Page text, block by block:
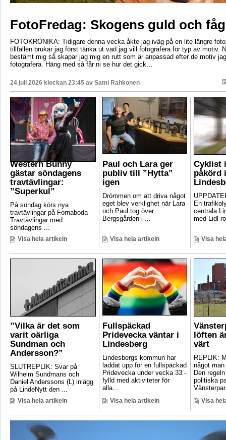
FotoFredag: Skogens guld och
FOTOKRÖNIKA: Tidigare denna vecka åkte jag iväg på en lite längre
tillfällen brukar jag först tänka ut vad jag vill fotografera för typ av motiv.
bestämt mig så skapar jag mig en rutt som är anpassad efter de motiv
fotografera. Häng med så får ni se hur det gick…
24 juli 2026 klockan 23:45 av Sami Rahkonen
Western Bunny
gästar söndagens
travtävlingar:
”Superkul”
På söndag körs nya
travtävlingar på Fornaboda
Travtävlingar med
söndagens ...
Visa hela artikeln
Paul och Lara ger
publiv till ”Hytta”
igen
Drömmen om att driva något
eget blev verklighet när Lara
och Paul tog över
Bergsgården i ...
Visa hela artikeln
Cyklist
påkörd
En
centrala
med Lidl-
Visa
”Vilka är det som
varit oärliga
Sundman och
Andersson?”
SLUTREPLIK: Svar på
Wilhelm Sundmans och
Daniel Anderssons (L) inlägg
på LindeNytt den ...
Visa hela artikeln
Fullspäckad
Pridevecka väntar i
Lindesberg
Lindesbergs kommun har
laddat upp för en fullspäckad
Pridevecka under vecka 33 -
fylld med aktiviteter för
alla...
Visa hela artikeln
löften
värt
REPLIK:
något
Den
politiska
Visa